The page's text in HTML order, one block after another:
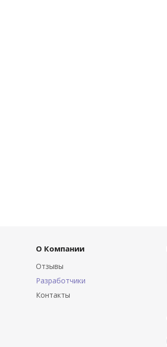
О Компании
Отзывы
Разработчики
Контакты